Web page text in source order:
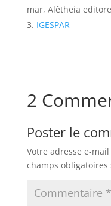
mar, Alêtheia
IGESPAR
2
Poster le
Votre adresse e-
champs